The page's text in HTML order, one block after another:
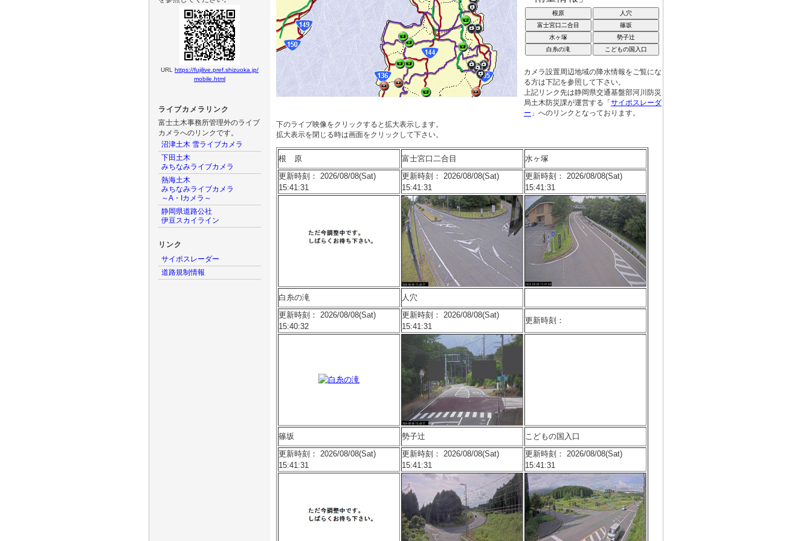
URL https://fujilive.pref.shizuoka.jp/
mobile.html
ライブカメラリンク
富士土木事務所管理外のライブ
カメラへのリンクです。
沼津土木 雪ライブカメラ
下田土木
みちなみライブカメラ
熱海土木
みちなみライブカメラ
～A・Iカメラ～
静岡県道路公社
伊豆スカイライン
リンク
サイポスレーダー
道路規制情報